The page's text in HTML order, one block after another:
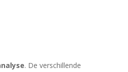
. De verschillende